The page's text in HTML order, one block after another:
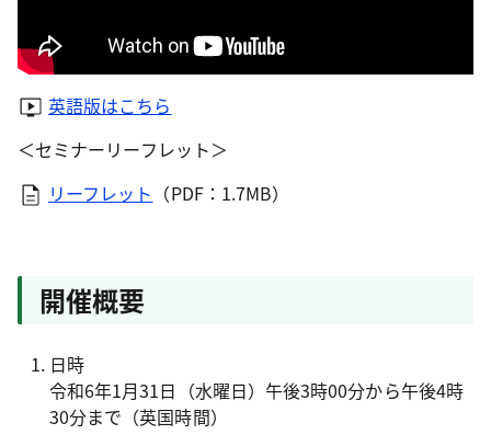
英語版はこちら
＜セミナーリーフレット＞
リーフレット （PDF：1.7MB）
開催概要
日時
令和6年1月31日（水曜日）午後3時00分から午後4時
30分まで（英国時間）